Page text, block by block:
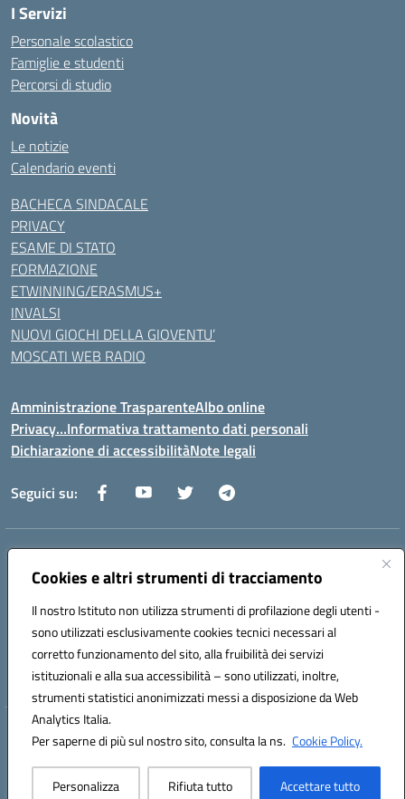
Cookies e altri strumenti di tracciamento
Il nostro Istituto non utilizza strumenti di profilazione degli utenti -
sono utilizzati esclusivamente cookies tecnici necessari al
corretto funzionamento del sito, alla fruibilità dei servizi
istituzionali e alla sua accessibilità – sono utilizzati, inoltre,
strumenti statistici anonimizzati messi a disposizione da Web
Analytics Italia.
Per saperne di più sul nostro sito, consulta la ns. Cookie Policy.
Personalizza Rifiuta tutto Accettare tutto
I Servizi
Personale scolastico
Famiglie e studenti
Percorsi di studio
Novità
Le notizie
Calendario eventi
BACHECA SINDACALE
PRIVACY
ESAME DI STATO
FORMAZIONE
ETWINNING/ERASMUS+
INVALSI
NUOVI GIOCHI DELLA GIOVENTU’
MOSCATI WEB RADIO
Amministrazione TrasparenteAlbo online
Privacy…Informativa trattamento dati personali
Dichiarazione di accessibilitàNote legali
Seguici su:
Indirizzo:
Centralino:089 201032 Email:saic88800v@istruzione.it
Codice fiscale: 80028930651
Codice meccanografico:
saic88800v
Codice unico di fatturazione (CUF): UFLEGP
Hosting & Powered by 3D Solution S.r.l.
Concept & Design by Designers Italia